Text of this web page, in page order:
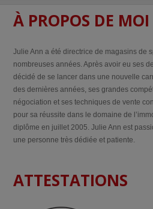
À PROPOS DE MOI
Julie Ann a été directrice de magasins de
nombreuses années. Après avoir eu ses
décidé de se lancer dans une nouvelle
des dernières années, ses grandes
négociation et ses techniques de vente
pour sa réussite dans le domaine de
diplôme en juillet 2005. Julie Ann est
une personne très dédiée et patiente.
ATTESTATIONS